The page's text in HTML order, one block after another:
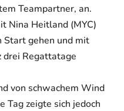
Teampartner, an.
Nina Heitland (MYC)
Start gehen und mit
drei Regattatage
von schwachem Wind
zeigte sich jedoch